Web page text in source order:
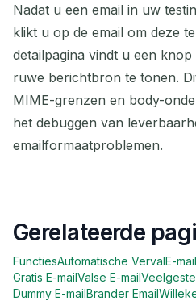
Nadat u een email in uw
klikt u op de email om deze
detailpagina vindt u een
ruwe berichtbron te tonen.
MIME-grenzen en body-
het debuggen van
emailformaatproblemen.
Gerelateerde
FunctiesAutomatische VervalE-
Gratis E-mailValse E-mail
Dummy E-mailBrander Email